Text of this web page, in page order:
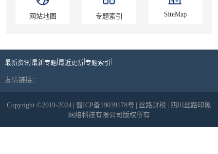
网站地图 专题索引 SiteMap
最新资讯 |最新专题|最近更新|专题索引 |
友情链接：
Copyright ©2019-2024 | 蜀ICP备19039178号 | 丝路财税 | 四川丝路印象
网络科技有限公司版权所有